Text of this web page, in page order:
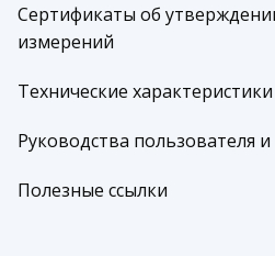
Сертификаты об
измерений
Технические характеристики
Руководства пользователя
Полезные ссылки